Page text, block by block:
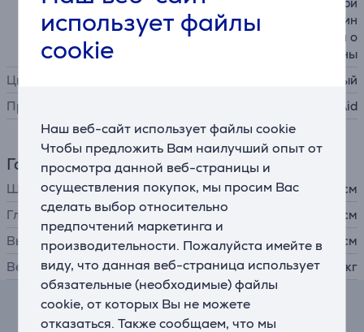
использует файлы
cookie
Наш веб-сайт использует файлы cookie
Чтобы предложить Вам наилучший опыт от
просмотра данной веб-страницы и
осуществления покупок, мы просим Вас
сделать выбор относительно
предпочтений маркетинга и
производительности. Пожалуйста имейте в
виду, что данная веб-страница использует
обязательные (необходимые) файлы
cookie, от которых Вы не можете
отказаться. Также сообщаем, что мы
вания бубликов, световой ин
дикатор обжарки, функция о
тмены
Цвет
черный
Производитель
KitchenAid
Габариты
Ширина
30,76 см
Глубина
17,5 см
Высота
21,15 см
Вес
1,9 кг
Калькулятор лизинга и аренды